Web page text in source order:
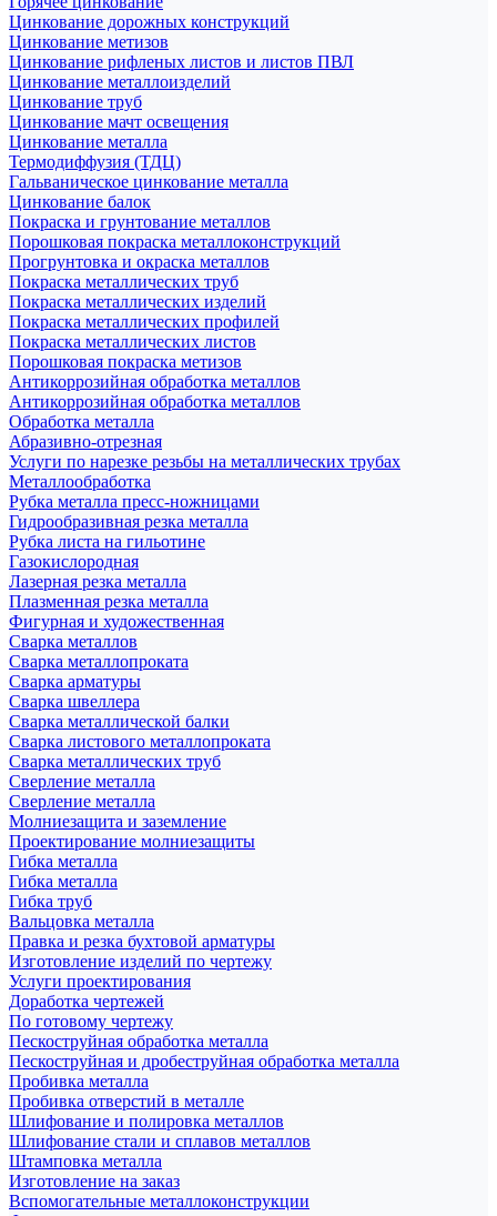
Цинкование дорожных конструкций
Цинкование метизов
Цинкование рифленых листов и листов ПВЛ
Цинкование металлоизделий
Цинкование труб
Цинкование мачт освещения
Цинкование металла
Термодиффузия (ТДЦ)
Гальваническое цинкование металла
Цинкование балок
Покраска и грунтование металлов
Порошковая покраска металлоконструкций
Прогрунтовка и окраска металлов
Покраска металлических труб
Покраска металлических изделий
Покраска металлических профилей
Покраска металлических листов
Порошковая покраска метизов
Антикоррозийная обработка металлов
Антикоррозийная обработка металлов
Обработка металла
Абразивно-отрезная
Услуги по нарезке резьбы на металлических трубах
Металлообработка
Рубка металла пресс-ножницами
Гидрообразивная резка металла
Рубка листа на гильотине
Газокислородная
Лазерная резка металла
Плазменная резка металла
Фигурная и художественная
Сварка металлов
Сварка металлопроката
Сварка арматуры
Сварка швеллера
Сварка металлической балки
Сварка листового металлопроката
Сварка металлических труб
Сверление металла
Сверление металла
Молниезащита и заземление
Проектирование молниезащиты
Гибка металла
Гибка металла
Гибка труб
Вальцовка металла
Правка и резка бухтовой арматуры
Изготовление изделий по чертежу
Услуги проектирования
Доработка чертежей
По готовому чертежу
Пескоструйная обработка металла
Пескоструйная и дробеструйная обработка металла
Пробивка металла
Пробивка отверстий в металле
Шлифование и полировка металлов
Шлифование стали и сплавов металлов
Штамповка металла
Изготовление на заказ
Вспомогательные металлоконструкции